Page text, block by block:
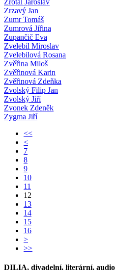
Zrzavý Jan
Zumr Tomáš
Zumrová Jiřina
Zupančič Eva
Zvelebil Miroslav
Zvelebilová Rosana
Zvěřina Miloš
Zvěřinová Karin
Zvěřinová Zdeňka
Zvolský Filip Jan
Zvolský Jiří
Zvonek Zdeněk
Zygma Jiří
<<
<
7
8
9
10
11
12
13
14
15
16
>
>>
DILIA, divadelní, literární,